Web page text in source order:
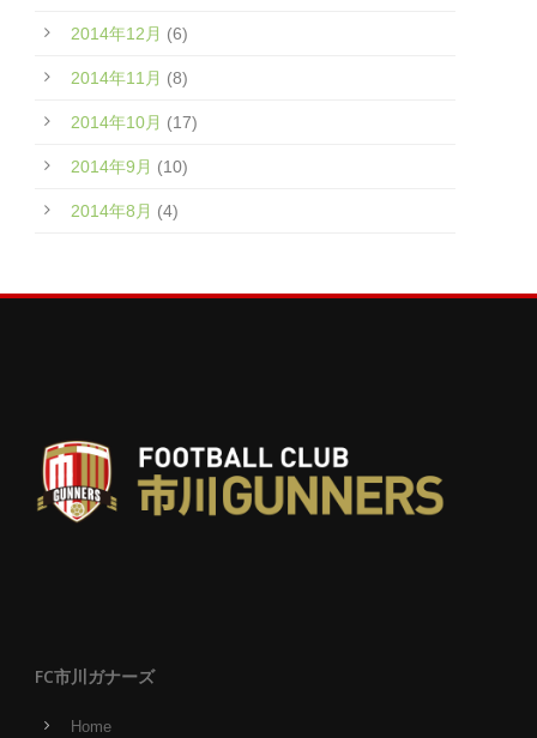
2014年12月 (6)
2014年11月 (8)
2014年10月 (17)
2014年9月 (10)
2014年8月 (4)
FC市川ガナーズ
Home